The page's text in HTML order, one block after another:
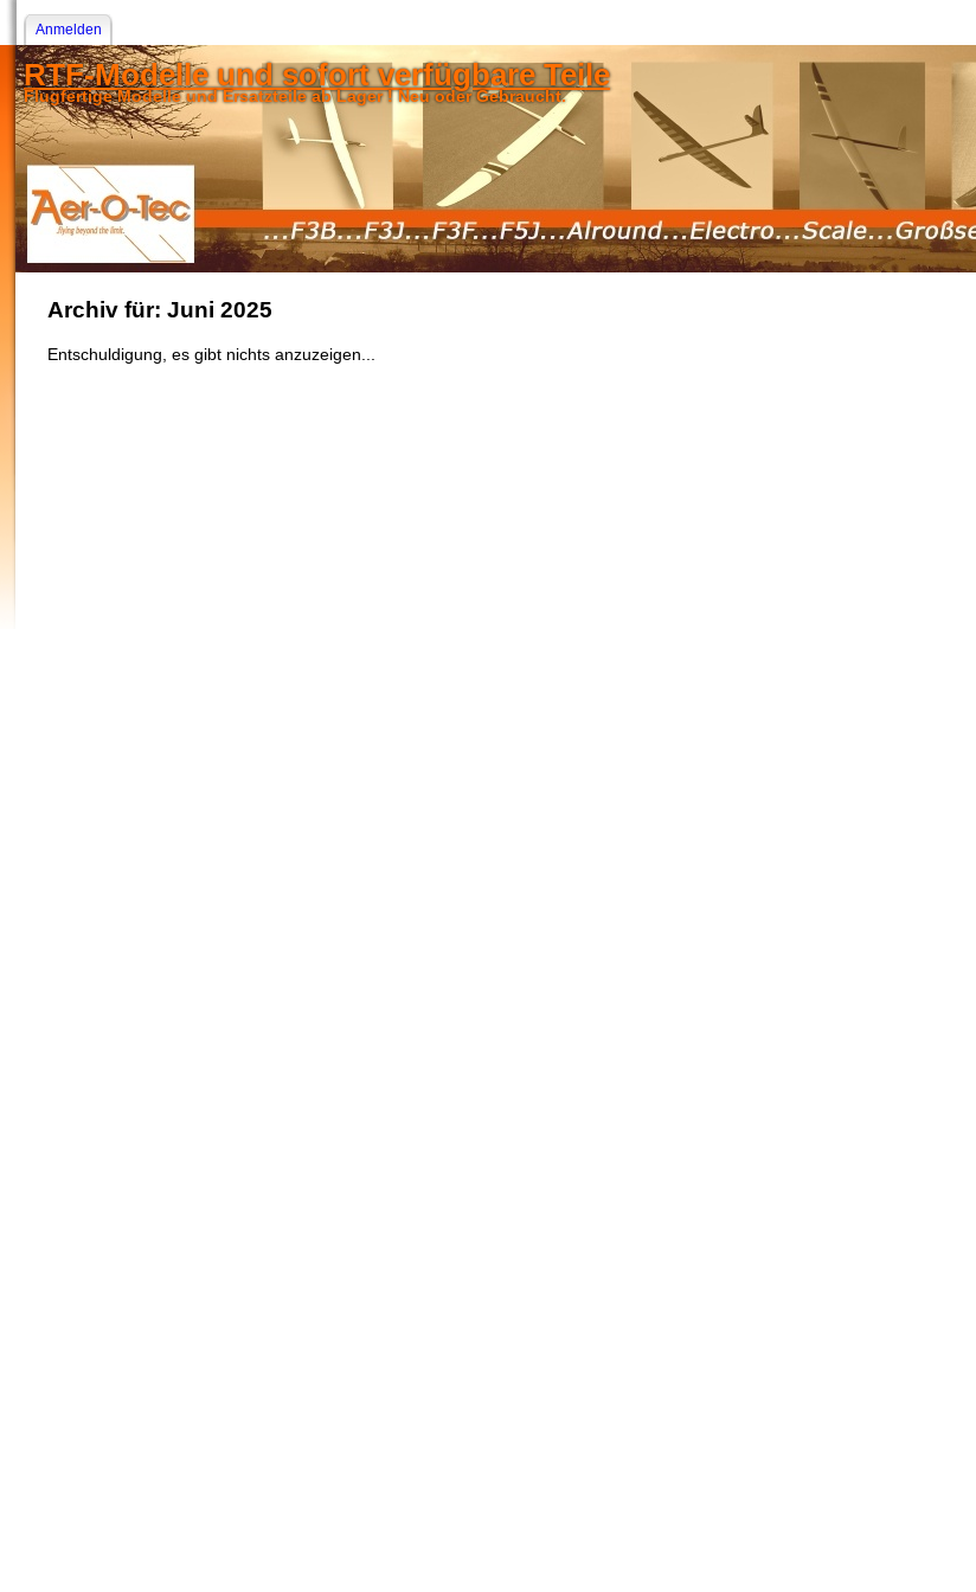
Anmelden
RTF-Modelle und sofort verfügbare Teile
Flugfertige Modelle und Ersatzteile ab Lager ! Neu oder Gebraucht.
Archiv für: Juni 2025
Entschuldigung, es gibt nichts anzuzeigen...